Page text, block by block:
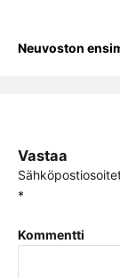
Neuvoston
Vastaa
*
Kommentti